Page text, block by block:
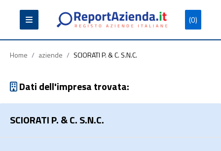
(0)
Partita
Iva
Codice
Fiscale
Ragione
Sociale
Cerca
Home / aziende / SCIORATI P. & C. S.N.C.
Dati dell'impresa trovata:
SCIORATI P. & C. S.N.C.